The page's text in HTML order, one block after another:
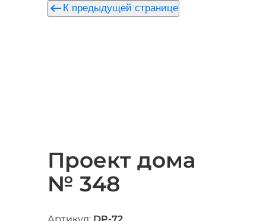
keyboard_backspace К предыдущей странице
Проект дома
№ 348